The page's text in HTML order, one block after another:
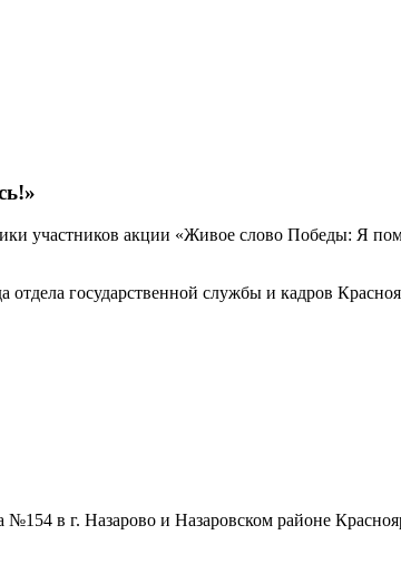
участников акции «Живое слово Победы: Я
государственной службы и кадров
№154 в г. Назарово и Назаровском районе